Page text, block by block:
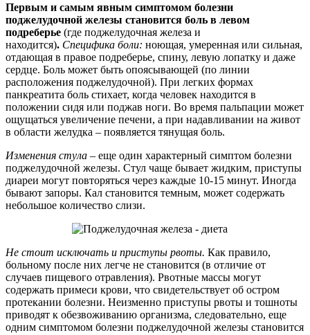
Первым и самым явным симптомом болезни
поджелудочной железы становится боль в левом
подреберье (где поджелудочная железа и
находится). Специфика боли: ноющая, умеренная или сильная,
отдающая в правое подреберье, спину, левую лопатку и даже
сердце. Боль может быть опоясывающей (по линии
расположения поджелудочной). При легких формах
панкреатита боль стихает, когда человек находится в
положении сидя или поджав ноги. Во время пальпации может
ощущаться увеличение печени, а при надавливании на живот
в области желудка – появляется тянущая боль.
Изменения стула – еще один характерный симптом болезни
поджелудочной железы. Стул чаще бывает жидким, приступы
диареи могут повторяться через каждые 10-15 минут. Иногда
бывают запоры. Кал становится темным, может содержать
небольшое количество слизи.
Не стоит исключать и приступы рвоты. Как правило,
больному после них легче не становится (в отличие от
случаев пищевого отравления). Рвотные массы могут
содержать примеси крови, что свидетельствует об остром
протекании болезни. Неизменно приступы рвоты и тошноты
приводят к обезвоживанию организма, следовательно, еще
одним симптомом болезни поджелудочной железы становится